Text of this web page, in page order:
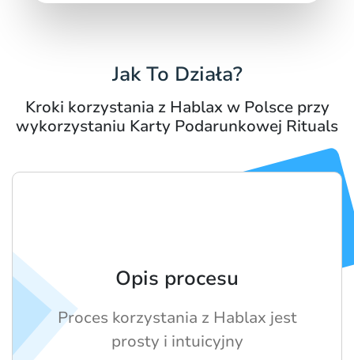
Jak To Działa?
Kroki korzystania z Hablax w Polsce przy
wykorzystaniu Karty Podarunkowej Rituals
Opis procesu
Proces korzystania z Hablax jest
prosty i intuicyjny